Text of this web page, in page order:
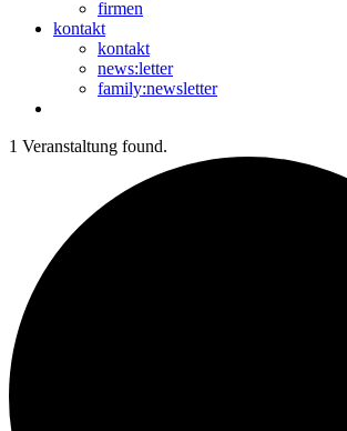
firmen
kontakt
kontakt
news:letter
family:newsletter
1 Veranstaltung found.